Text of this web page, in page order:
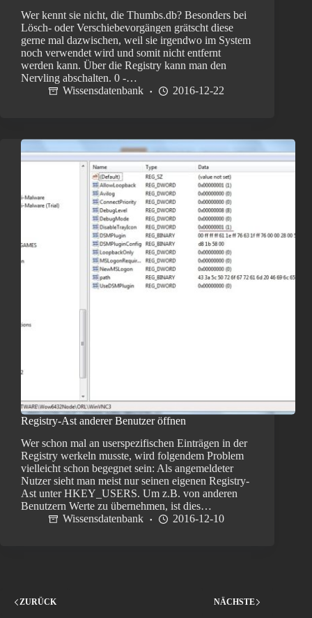
Wer kennt sie nicht, die Thumbs.db? Besonders bei
Lösch- oder Verschiebevorgängen grätscht diese
gerne mal dazwischen, weil sie irgendwo im System
noch verwendet wird und somit nicht entfernt
werden kann. Über die Registry kann man den
Nervling abschalten. 0 -…
Wissensdatenbank
2016-12-22
Registry-Ast anderer Benutzer öffnen
Wer schon mal an userspezifischen Einträgen in der
Registry werkeln musste, wird folgendem Problem
vielleicht schon begegnet sein: Als angemeldeter
Nutzer sieht man meist nur seinen eigenen Registry-
Ast unter HKEY_USERS. Um z.B. von anderen
Benutzern Werte zu übernehmen, ist dies…
Wissensdatenbank
2016-12-10
ZURÜCK NÄCHSTE